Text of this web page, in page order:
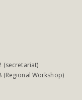
(secretariat)
(Regional Workshop)